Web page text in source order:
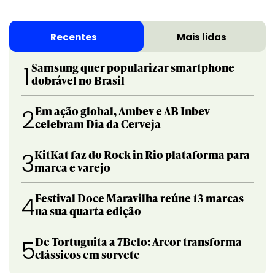
Recentes Mais lidas
1 Samsung quer popularizar smartphone
dobrável no Brasil
2Em ação global, Ambev e AB Inbev
celebram Dia da Cerveja
3KitKat faz do Rock in Rio plataforma para
marca e varejo
4Festival Doce Maravilha reúne 13 marcas
na sua quarta edição
5De Tortuguita a 7Belo: Arcor transforma
clássicos em sorvete